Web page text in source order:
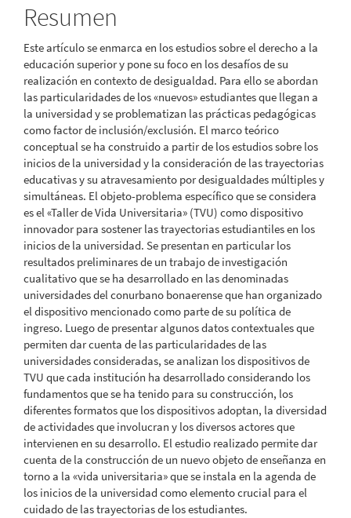
artículo
Resumen
Este artículo se enmarca en los estudios sobre el derecho a la
educación superior y pone su foco en los desafíos de su
realización en contexto de desigualdad. Para ello se abordan
las particularidades de los «nuevos» estudiantes que llegan a
la universidad y se problematizan las prácticas pedagógicas
como factor de inclusión/exclusión. El marco teórico
conceptual se ha construido a partir de los estudios sobre los
inicios de la universidad y la consideración de las trayectorias
educativas y su atravesamiento por desigualdades múltiples y
simultáneas. El objeto-problema específico que se considera
es el «Taller de Vida Universitaria» (TVU) como dispositivo
innovador para sostener las trayectorias estudiantiles en los
inicios de la universidad. Se presentan en particular los
resultados preliminares de un trabajo de investigación
cualitativo que se ha desarrollado en las denominadas
universidades del conurbano bonaerense que han organizado
el dispositivo mencionado como parte de su política de
ingreso. Luego de presentar algunos datos contextuales que
permiten dar cuenta de las particularidades de las
universidades consideradas, se analizan los dispositivos de
TVU que cada institución ha desarrollado considerando los
fundamentos que se ha tenido para su construcción, los
diferentes formatos que los dispositivos adoptan, la diversidad
de actividades que involucran y los diversos actores que
intervienen en su desarrollo. El estudio realizado permite dar
cuenta de la construcción de un nuevo objeto de enseñanza en
torno a la «vida universitaria» que se instala en la agenda de
los inicios de la universidad como elemento crucial para el
cuidado de las trayectorias de los estudiantes.